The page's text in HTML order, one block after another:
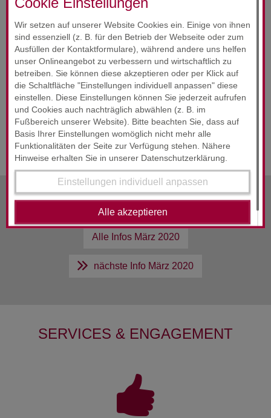
Wir setzen auf unserer Website Cookies ein. Einige von ihnen
sind essenziell (z. B. für den Betrieb der Webseite oder zum
Ausfüllen der Kontaktformulare), während andere uns helfen
unser Onlineangebot zu verbessern und wirtschaftlich zu
betreiben. Sie können diese akzeptieren oder per Klick auf
die Schaltfläche "Einstellungen individuell anpassen" diese
einstellen. Diese Einstellungen können Sie jederzeit aufrufen
und Cookies auch nachträglich abwählen (z. B. im
Fußbereich unserer Website). Bitte beachten Sie, dass auf
Basis Ihrer Einstellungen womöglich nicht mehr alle
Funktionalitäten der Seite zur Verfügung stehen. Nähere
Hinweise erhalten Sie in unserer Datenschutzerklärung.
Einstellungen individuell anpassen
Alle akzeptieren
HAFTUNGSAUSSCHLUSS
STAND : FEBRUAR / MÄRZ 2020
Der Inhalt der Steuerinformation ist nach bestem Wissen
und Kenntnisstand erstellt worden. Die Komplexität und
der ständige Wandel der Rechtsmaterie machen es
notwendig, Haftung und Gewähr auszuschließen. Die
Steuerinformation ersetzt nicht die individuelle Beratung.
vorherige InfoMärz 2020
Alle Infos März 2020
nächste Info März 2020
SERVICES & ENGAGEMENT